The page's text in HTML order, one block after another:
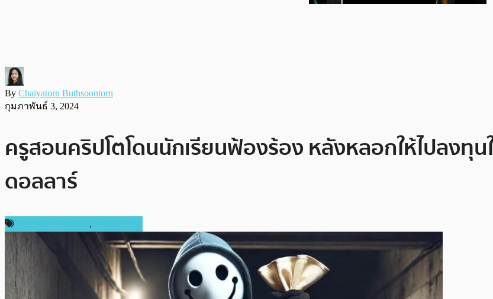
By Chaiyatorn Buthsoontorn
กุมภาพันธ์ 3, 2024
ครูสอนคริปโตโดนนักเรียนฟ้องร้อง หลังหลอกให้ไปลงทุ
ดอลลาร์
,